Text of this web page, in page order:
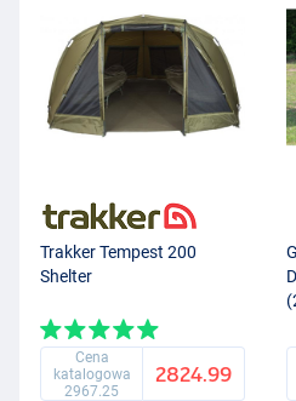
Trakker Tempest 200
Shelter
Cena
katalogowa
2967.25
2824.99